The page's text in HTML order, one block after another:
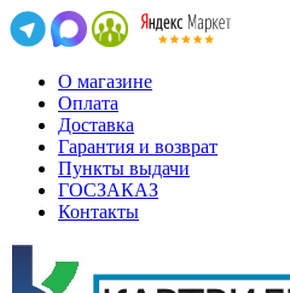
О магазине
Оплата
Доставка
Гарантия и возврат
Пункты выдачи
ГОСЗАКАЗ
Контакты